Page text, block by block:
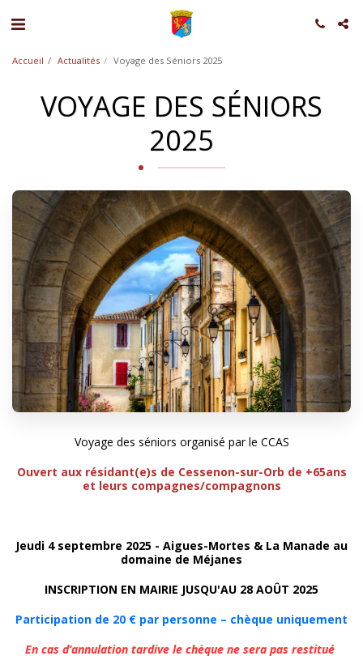
Accueil Actualités Voyage des Séniors 2025
VOYAGE DES SÉNIORS
2025
Voyage des séniors organisé par le CCAS
Ouvert aux résidant(e)s de Cessenon-sur-Orb de +65ans
et leurs compagnes/compagnons
Jeudi 4 septembre 2025 - Aigues-Mortes & La Manade au
domaine de Méjanes
INSCRIPTION EN MAIRIE JUSQU'AU 28 AOÛT 2025
Participation de 20 € par personne – chèque uniquement
En cas d’annulation tardive le chèque ne sera pas restitué